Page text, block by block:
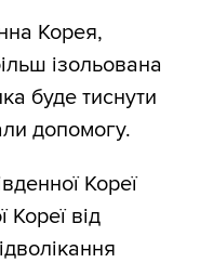
Корея,
ізольована
буде тиснути
допомогу.
Кореї
Кореї від